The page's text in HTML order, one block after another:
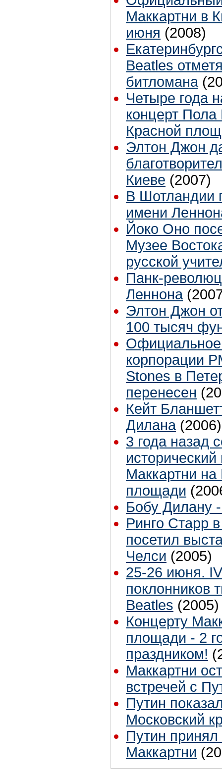
Маккартни в
июня (2008)
Beatles
битломана
Четыре года
концерт Пола
Красной
Элтон Джон
Киеве (2007)
В Шотландии
имени
Йоко Оно
Музее
русской
Панк-
Леннона
Элтон Джон
100 тысяч
Официальное
корпорации
Stones в
перенесен
Кейт
Дилана (2006)
3 года назад
Маккартни на
площади
Бобу Дилану
Ринго Старр
посетил
Челси (2005)
25-26 июня.
поклонников
Beatles (2005)
Концерту
площади - 2
праздником!
Маккартни
встречей с
Путин
Московский
Путин
Маккартни